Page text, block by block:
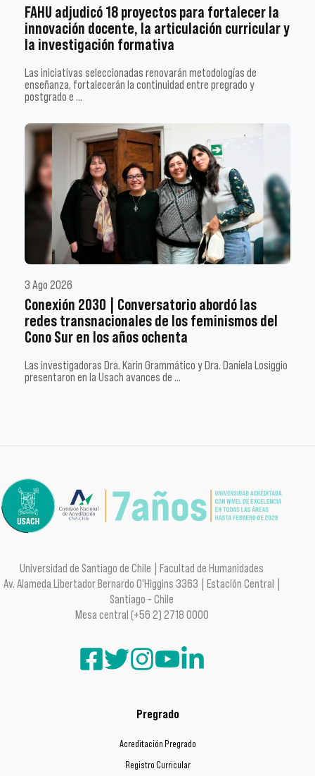
FAHU adjudicó 18 proyectos para fortalecer la
innovación docente, la articulación curricular y
la investigación formativa
Las iniciativas seleccionadas renovarán metodologías de
enseñanza, fortalecerán la continuidad entre pregrado y
postgrado e …
3 Ago 2026
Conexión 2030 | Conversatorio abordó las
redes transnacionales de los feminismos del
Cono Sur en los años ochenta
Las investigadoras Dra. Karin Grammático y Dra. Daniela Losiggio
presentaron en la Usach avances de …
Universidad de Santiago de Chile | Facultad de Humanidades
Av. Alameda Libertador Bernardo O'Higgins 3363 | Estación Central |
Santiago - Chile
Mesa central (+56 2) 2718 0000
Pregrado
Acreditación Pregrado
Registro Curricular